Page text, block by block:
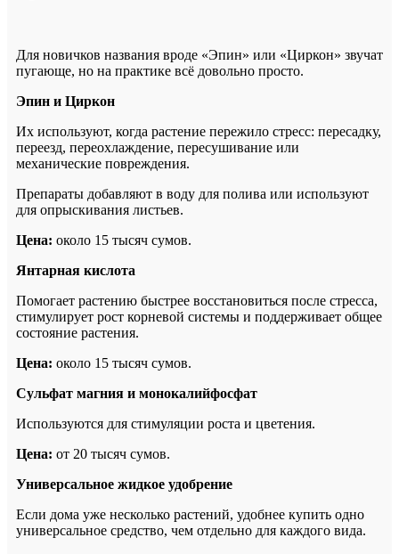
Для новичков названия вроде «Эпин» или «Циркон» звучат
пугающе, но на практике всё довольно просто.
Эпин и Циркон
Их используют, когда растение пережило стресс: пересадку,
переезд, переохлаждение, пересушивание или
механические повреждения.
Препараты добавляют в воду для полива или используют
для опрыскивания листьев.
Цена: около 15 тысяч сумов.
Янтарная кислота
Помогает растению быстрее восстановиться после стресса,
стимулирует рост корневой системы и поддерживает общее
состояние растения.
Цена: около 15 тысяч сумов.
Сульфат магния и монокалийфосфат
Используются для стимуляции роста и цветения.
Цена: от 20 тысяч сумов.
Универсальное жидкое удобрение
Если дома уже несколько растений, удобнее купить одно
универсальное средство, чем отдельно для каждого вида.